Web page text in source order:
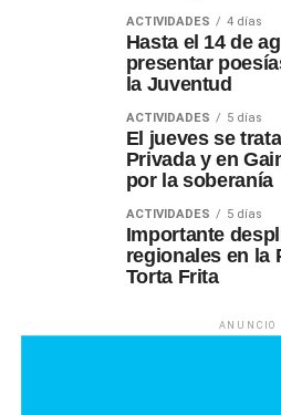
ACTIVIDADES 4 días
Hasta el 14 de
presentar
la Juventud
ACTIVIDADES 5 días
El jueves se
Privada y en
por la soberanía
ACTIVIDADES 5 días
Importante
regionales en la
Torta Frita
ANUNCIO